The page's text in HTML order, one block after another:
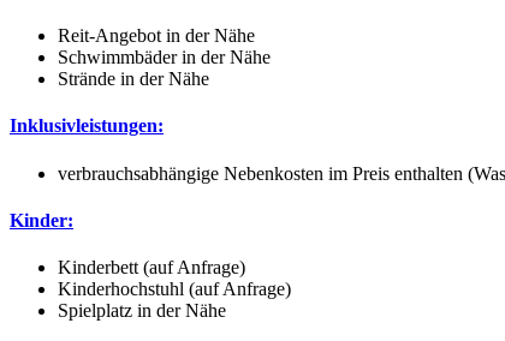
Reit-Angebot in der Nähe
Schwimmbäder in der Nähe
Strände in der Nähe
Inklusivleistungen:
verbrauchsabhängige Nebenkosten im Preis enthalten
Kinder:
Kinderbett (auf Anfrage)
Kinderhochstuhl (auf Anfrage)
Spielplatz in der Nähe